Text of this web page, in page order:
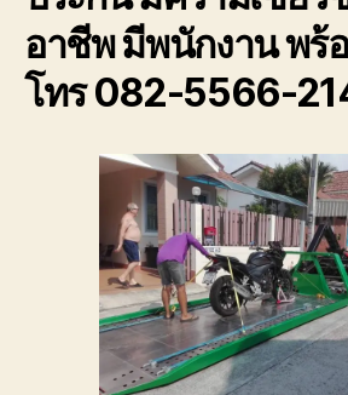
อาชีพ มีพนักงาน พร้
โทร 082-5566-